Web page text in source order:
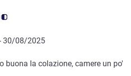
4.5/5
30/08/2025
buona la colazione, camere un po'